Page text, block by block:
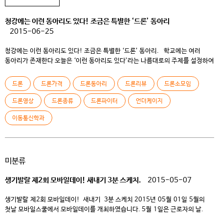
청강에는 이런 동아리도 있다! 조금은 특별한 ‘드론’ 동아리
2015-06-25
청강에는 이런 동아리도 있다! 조금은 특별한 ‘드론’ 동아리. 학교에는 여러
동아리가 존재한다 오늘은 ‘이런 동아리도 있다’라는 나름대로의 주제를 설정하여
소모임인 ‘드론’동아리! 요즘 많은 화제를 낳고 있는 드론에 대하여 자세히
알아보고 동아리 생성 취지와 운영 계획에 관련된 다양한 부분을 담당 교수님이신
김영훈 교수님과 동아리 […]
드론 드론가격 드론동아리 드론리뷰 드론소모임
드론영상 드론종류 드론파이터 언더케이지
이동통신학과
미분류
생기발랄 제2회 모바일데이! 새내기 3분 스케치. 2015-05-07
생기발랄 제2회 모바일데이! 새내기 3분 스케치 2015년 05월 01일 5월의
첫날 모바일스쿨에서 모바일데이를 개최하였습니다. 5월 1일은 근로자의 날.